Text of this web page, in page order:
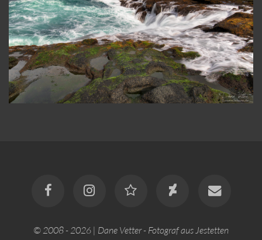
© 2008 - 2026 | Dane Vetter - Fotograf aus Jestetten